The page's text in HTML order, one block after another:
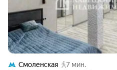
Смоленская
7 мин.